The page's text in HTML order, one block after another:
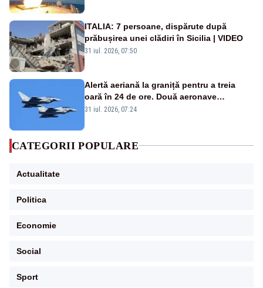
ITALIA: 7 persoane, dispărute după
prăbușirea unei clădiri în Sicilia | VIDEO
31 iul. 2026, 07:50
Alertă aeriană la graniță pentru a treia
oară în 24 de ore. Două aeronave
Eurofighter britanice au fost ridicate de la
31 iul. 2026, 07:24
CATEGORII POPULARE
Actualitate
Politica
Economie
Social
Sport